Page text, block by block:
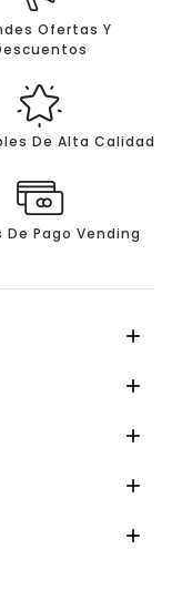
Ofertas Y
De Alta Calidad
De Pago Vending




